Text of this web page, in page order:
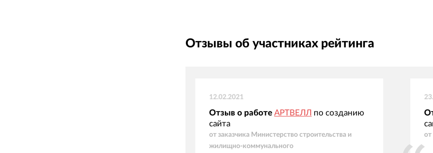
Отзывы об участниках рейтинга
12.02.2021
Отзыв о работе АРТВЕЛЛ по созданию
сайта
от заказчика Министерство строительства и
жилищно-коммунального
от